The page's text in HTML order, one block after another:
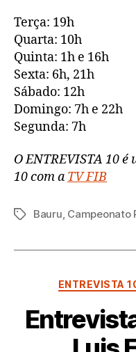
Terça: 19h
Quarta: 10h
Quinta: 1h e 16h
Sexta: 6h, 21h
Sábado: 12h
Domingo: 7h e 22h
Segunda: 7h
O ENTREVISTA 10
10 com a TV FIB
TagsBauru, Campeonato
ENTREVISTA